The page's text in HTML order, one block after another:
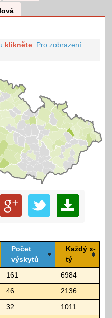
klikněte Pro zobrazení
Počet
výskytů
Každý x-
tý
161 6984
46 2136
32 1011